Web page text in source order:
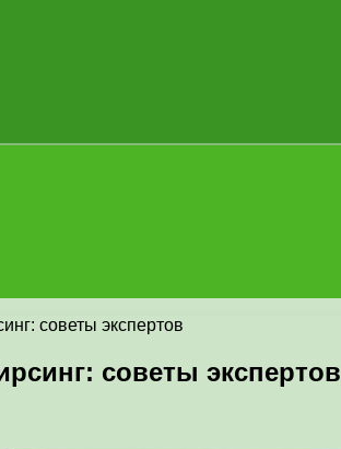
советы экспертов
советы экспертов